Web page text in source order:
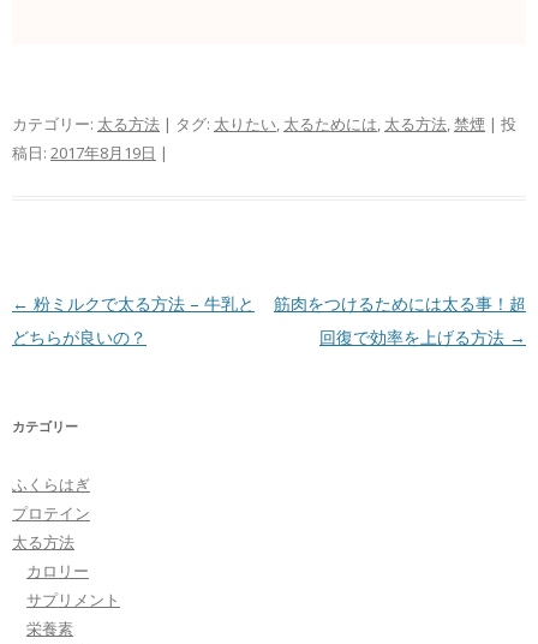
カテゴリー: 太る方法 | タグ: 太りたい, 太るためには, 太る方法,禁煙 | 投
稿日: 2017年8月19日 |
投稿ナビゲーション
← 粉ミルクで太る方法 – 牛乳と
どちらが良いの？
筋肉をつけるためには太る事！超
回復で効率を上げる方法 →
カテゴリー
ふくらはぎ
プロテイン
太る方法
カロリー
サプリメント
栄養素